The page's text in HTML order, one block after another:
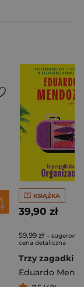
KSIĄŻKA
39,90 zł
59,99 zł -
cena detaliczna
Eduardo